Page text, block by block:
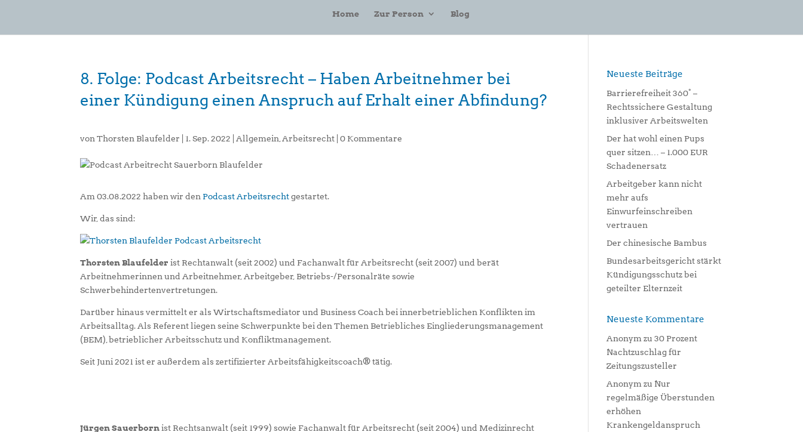
Home Zur Person Blog
8. Folge: Podcast Arbeitsrecht – Haben Arbeitnehmer bei
einer Kündigung einen Anspruch auf Erhalt einer Abfindung?
vonThorsten Blaufelder |1. Sep. 2022 Allgemein Arbeitsrecht |0 Kommentare
Am 03.08.2022 haben wir den Podcast Arbeitsrechtgestartet.
Wir, das sind:
Thorsten Blaufelder ist Rechtanwalt (seit 2002) und Fachanwalt für Arbeitsrecht (seit 2007) und berät
Arbeitnehmerinnen und Arbeitnehmer, Arbeitgeber, Betriebs-/Personalräte sowie
Schwerbehindertenvertretungen.
Darüber hinaus vermittelt er als Wirtschaftsmediator und Business Coach bei innerbetrieblichen Konflikten im
Arbeitsalltag. Als Referent liegen seine Schwerpunkte bei den Themen Betriebliches Eingliederungsmanagement
(BEM), betrieblicher Arbeitsschutz und Konfliktmanagement.
Seit Juni 2021 ist er außerdem als zertifizierter Arbeitsfähigkeitscoach® tätig.
Jürgen Sauerbornist Rechtsanwalt (seit 1999) sowie Fachanwalt für Arbeitsrecht (seit 2004) und Medizinrecht
Neueste Beiträge
Barrierefreiheit 360° –
Rechtssichere Gestaltung
inklusiver Arbeitswelten
Der hat wohl einen Pups
quer sitzen… – 1.000 EUR
Schadenersatz
Arbeitgeber kann nicht
mehr aufs
Einwurfeinschreiben
vertrauen
Der chinesische Bambus
Bundesarbeitsgericht stärkt
Kündigungsschutz bei
geteilter Elternzeit
Neueste Kommentare
Anonym zu30 Prozent
Nachtzuschlag für
Zeitungszusteller
Anonym zu Nur
regelmäßige Überstunden
erhöhen
Krankengeldanspruch